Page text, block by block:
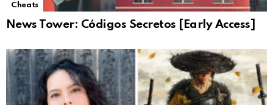
Cheats
News Tower: Códigos Secretos [Early Access]